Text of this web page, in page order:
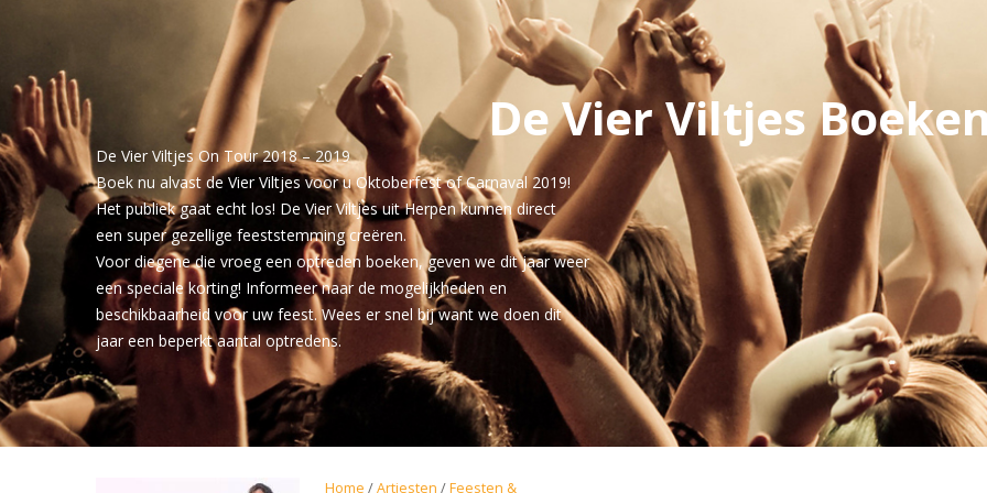
De Vier Viltjes
De Vier Viltjes On Tour 2018 – 2019
Boek nu alvast de Vier Viltjes voor u Oktoberfest of Carnaval 2019!
Het publiek gaat echt los! De Vier Viltjes uit Herpen kunnen direct
een super gezellige feeststemming creëren.
Voor diegene die vroeg een optreden boeken, geven we dit jaar weer
een speciale korting! Informeer naar de mogelijkheden en
beschikbaarheid voor uw feest. Wees er snel bij want we doen dit
jaar een beperkt aantal optredens.
Home /Artiesten /Feesten &